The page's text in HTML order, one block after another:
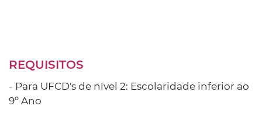
REQUISITOS
- Para UFCD's de nível 2: Escolaridade inferior ao
9º Ano